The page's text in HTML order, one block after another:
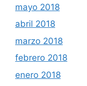
mayo 2018
abril 2018
marzo 2018
febrero 2018
enero 2018